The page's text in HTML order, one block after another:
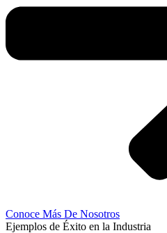
Conoce Más De Nosotros
Ejemplos de Éxito en la Industria